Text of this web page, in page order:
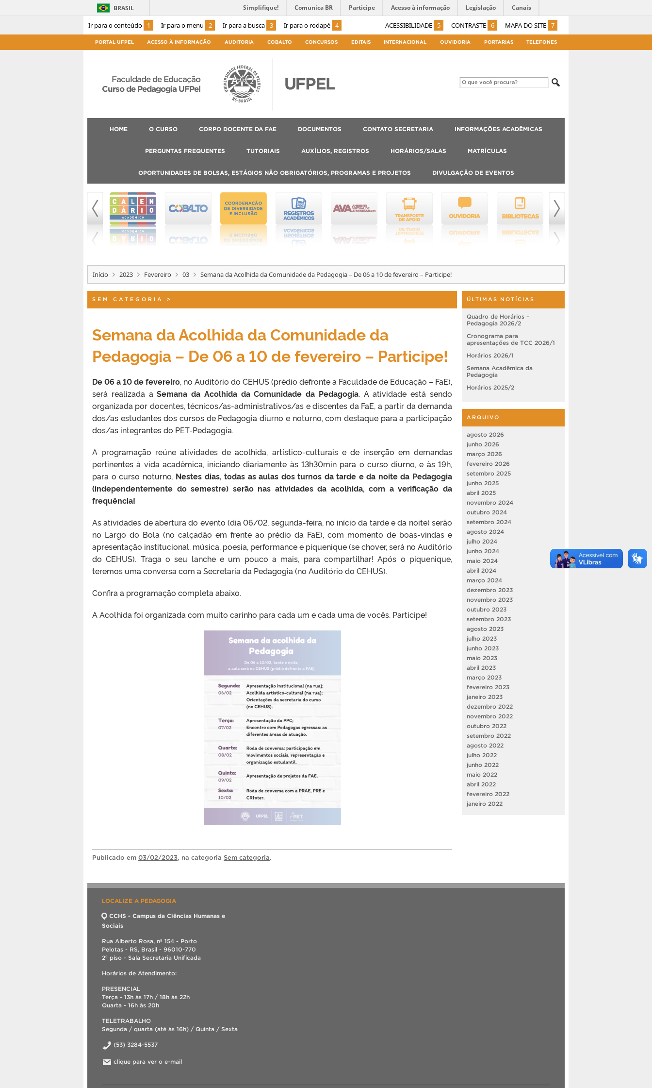
Ir para o conteúdo 1 Ir para o menu 2 Ir para a busca 3 Ir para o rodapé 4 ACESSIBILIDADE 5 CONTRASTE 6 MAPA DO SITE 7
BRASIL Simplifique! Comunica BR Participe Acesso à informação Legislação Canais
PORTAL UFPEL ACESSO À INFORMAÇÃO AUDITORIA COBALTO CONCURSOS EDITAIS INTERNACIONAL OUVIDORIA PORTARIAS TELEFONES
Faculdade de Educação
Curso de Pedagogia UFPel
HOME O CURSO CORPO DOCENTE DA FAE DOCUMENTOS CONTATO SECRETARIA INFORMAÇÕES ACADÊMICAS
PERGUNTAS FREQUENTES TUTORIAIS AUXÍLIOS, REGISTROS HORÁRIOS/SALAS MATRÍCULAS
OPORTUNIDADES DE BOLSAS, ESTÁGIOS NÃO OBRIGATÓRIOS, PROGRAMAS E PROJETOS DIVULGAÇÃO DE EVENTOS
Início 2023 Fevereiro 03 Semana da Acolhida da Comunidade da Pedagogia – De 06 a 10 de fevereiro – Participe!
SEM CATEGORIA >
Semana da Acolhida da Comunidade da
Pedagogia – De 06 a 10 de fevereiro – Participe!
De 06 a 10 de fevereiro, no Auditório do CEHUS (prédio defronte a Faculdade de Educação – FaE),
será realizada aSemana da Acolhida da Comunidade da Pedagogia. A atividade está sendo
organizada por docentes, técnicos/as-administrativos/as e discentes da FaE, a partir da demanda
dos/as estudantes dos cursos de Pedagogia diurno e noturno, com destaque para a participação
dos/as integrantes do PET-Pedagogia.
A programação reúne atividades de acolhida, artístico-culturais e de inserção em demandas
pertinentes à vida acadêmica, iniciando diariamente às 13h30min para o curso diurno, e às 19h,
para o curso noturno. Nestes dias, todas as aulas dos turnos da tarde e da noite da Pedagogia
(independentemente do semestre) serão nas atividades da acolhida, com a verificação da
frequência!
As atividades de abertura do evento (dia 06/02, segunda-feira, no início da tarde e da noite) serão
no Largo do Bola (no calçadão em frente ao prédio da FaE), com momento de boas-vindas e
apresentação institucional, música, poesia, performance e piquenique (se chover, será no Auditório
do CEHUS). Traga o seu lanche e um pouco a mais, para compartilhar! Após o piquenique,
teremos uma conversa com a Secretaria da Pedagogia (no Auditório do CEHUS).
Confira a programação completa abaixo.
A Acolhida foi organizada com muito carinho para cada um e cada uma de vocês. Participe!
Publicado em 03/02/2023, na categoria Sem categoria.
ÚLTIMAS NOTÍCIAS
Quadro de Horários –
Pedagogia 2026/2
Cronograma para
apresentações de TCC 2026/1
Horários 2026/1
Semana Acadêmica da
Pedagogia
Horários 2025/2
ARQUIVO
agosto 2026
junho 2026
março 2026
fevereiro 2026
setembro 2025
junho 2025
abril 2025
novembro 2024
outubro 2024
setembro 2024
agosto 2024
julho 2024
junho 2024
maio 2024
abril 2024
março 2024
dezembro 2023
novembro 2023
outubro 2023
setembro 2023
agosto 2023
julho 2023
junho 2023
maio 2023
abril 2023
março 2023
fevereiro 2023
janeiro 2023
dezembro 2022
novembro 2022
outubro 2022
setembro 2022
agosto 2022
julho 2022
junho 2022
maio 2022
abril 2022
fevereiro 2022
janeiro 2022
LOCALIZE A PEDAGOGIA
CCHS - Campus da Ciências Humanas e
Sociais
Rua Alberto Rosa, nº 154 - Porto
Pelotas - RS, Brasil - 96010-770
2º piso - Sala Secretaria Unificada
Horários de Atendimento:
PRESENCIAL
Terça - 13h às 17h / 18h às 22h
Quarta - 16h às 20h
TELETRABALHO
Segunda / quarta (até às 16h) / Quinta / Sexta
(53) 3284-5537
clique para ver o e-mail